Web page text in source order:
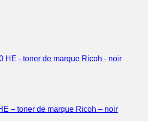
– toner de marque Ricoh – noir